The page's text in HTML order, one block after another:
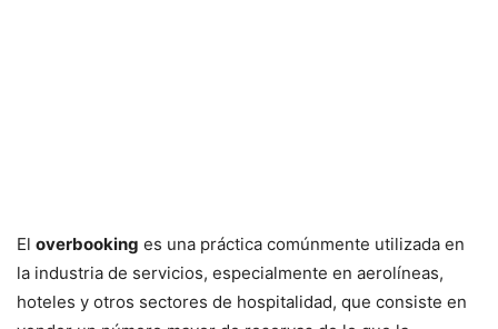
El overbooking es una práctica comúnmente utilizada en
la industria de servicios, especialmente en aerolíneas,
hoteles y otros sectores de hospitalidad, que consiste en